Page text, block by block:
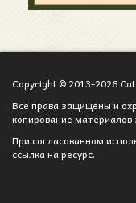
Copyright © 2013-2026
Все права защищены и
копирование
При согласованном
ссылка на ресурс.